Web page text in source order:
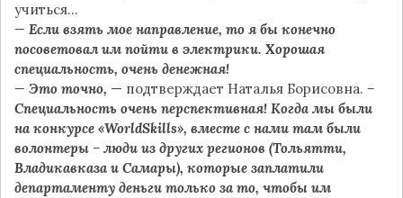
учиться…
— Если взять мое направление, то я бы конечно
посоветовал им пойти в электрики. Хорошая
специальность, очень денежная!
— Это точно, — подтверждает Наталья Борисовна. –
Специальность очень перспективная! Когда мы были
на конкурсе «WorldSkills», вместе с нами там были
волонтеры – люди из других регионов (Тольятти,
Владикавказа и Самары), которые заплатили
департаменту деньги только за то, чтобы им